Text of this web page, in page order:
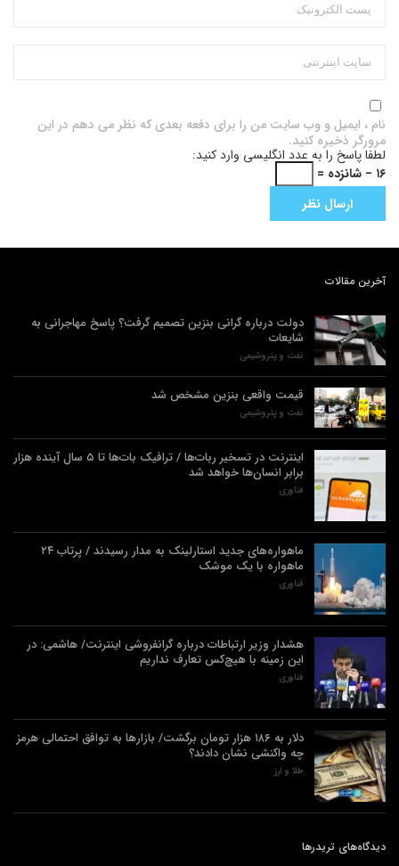
نام ، ایمیل و وب سایت من را برای دفعه بعدی که نظر می دهم در این
مرورگر ذخیره کنید.
لطفا پاسخ را به عدد انگلیسی وارد کنید:
۱۶ − شانزده =
آخرین مقالات
دولت درباره گرانی بنزین تصمیم گرفت؟ پاسخ مهاجرانی به
شایعات
نفت و پتروشیمی
قیمت واقعی بنزین مشخص شد
نفت و پتروشیمی
اینترنت در تسخیر ربات‌ها / ترافیک بات‌ها تا ۵ سال آینده هزار
برابر انسان‌ها خواهد شد
فناوری
ماهواره‌های جدید استارلینک به مدار رسیدند / پرتاب ۲۴
ماهواره با یک موشک
فناوری
هشدار وزیر ارتباطات درباره گرانفروشی اینترنت/ هاشمی: در
این زمینه با هیچ‌کس تعارف نداریم
فناوری
دلار به ۱۸۶ هزار تومان برگشت/ بازارها به توافق احتمالی هرمز
چه واکنشی نشان دادند؟
طلا و ارز
دیدگاه‌های تریدرها